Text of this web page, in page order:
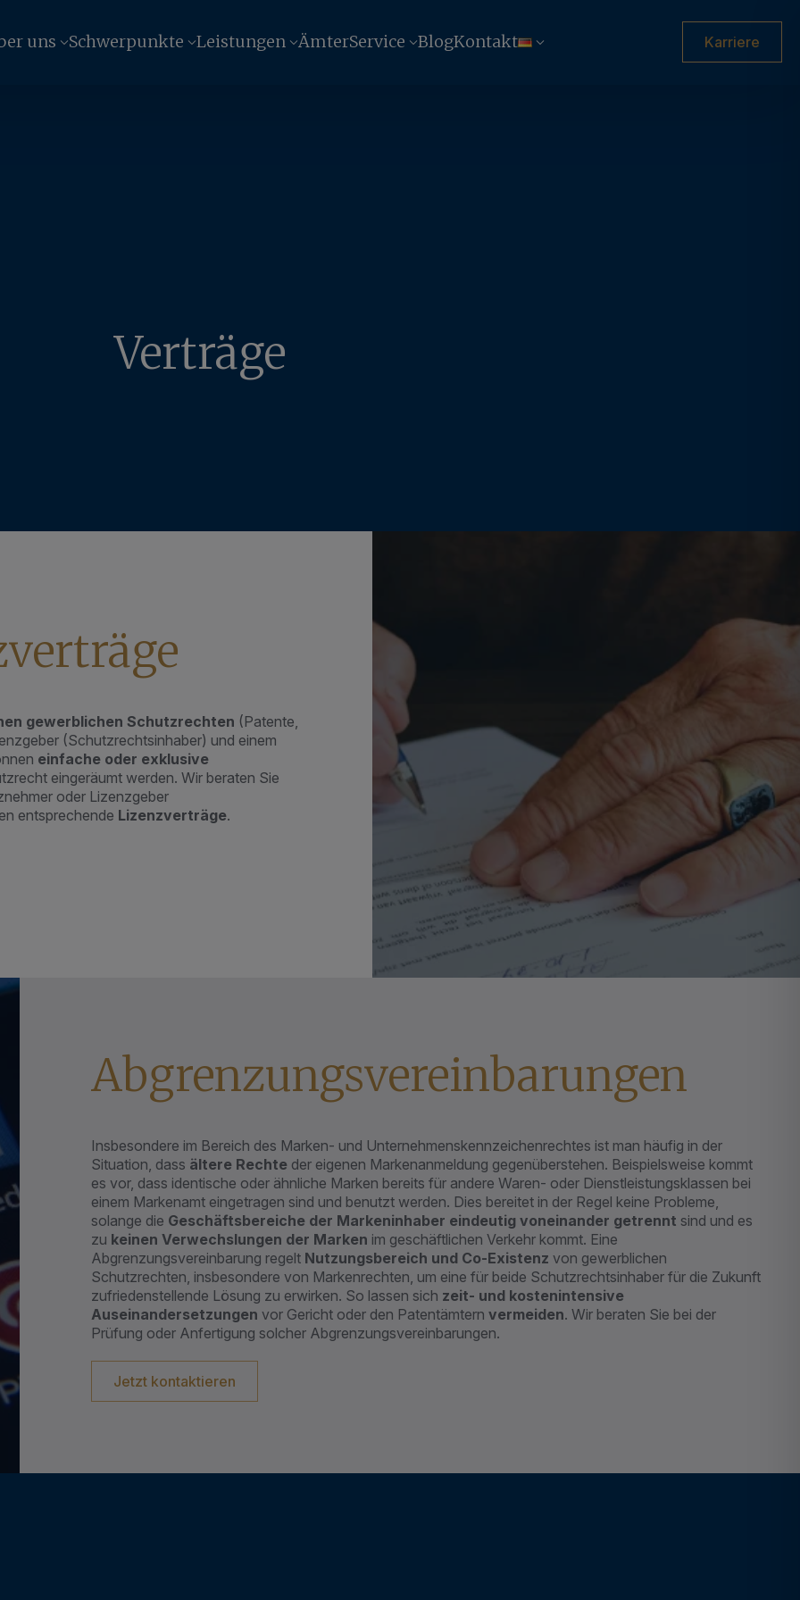
uns Schwerpunkte Leistungen ÄmterService BlogKontakt Karriere
Verträge
gewerblichen Schutzrechten (Patente,
(Schutzrechtsinhaber) und einem
einfache oder exklusive
eingeräumt werden. Wir beraten Sie
oder Lizenzgeber
entsprechende Lizenzverträge.
Abgrenzungs­vereinbarungen
Insbesondere im Bereich des Marken- und Unternehmenskennzeichenrechtes ist man häufig in der
Situation, dass ältere Rechte der eigenen Markenanmeldung gegenüberstehen. Beispielsweise kommt
es vor, dass identische oder ähnliche Marken bereits für andere Waren- oder Dienstleistungsklassen bei
einem Markenamt eingetragen sind und benutzt werden. Dies bereitet in der Regel keine Probleme,
solange die Geschäftsbereiche der Markeninhaber eindeutig voneinander getrennt sind und es
zu keinen Verwechslungen der Marken im geschäftlichen Verkehr kommt. Eine
Abgrenzungsvereinbarung regelt Nutzungsbereich und Co-Existenz von gewerblichen
Schutzrechten, insbesondere von Markenrechten, um eine für beide Schutzrechtsinhaber für die Zukunft
zufriedenstellende Lösung zu erwirken. So lassen sich zeit- und kostenintensive
Auseinandersetzungen vor Gericht oder den Patentämternvermeiden. Wir beraten Sie bei der
Prüfung oder Anfertigung solcher Abgrenzungsvereinbarungen.
Jetzt kontaktieren